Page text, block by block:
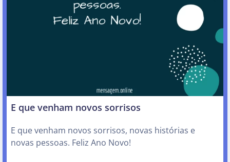
E que venham novos sorrisos
E que venham novos sorrisos, novas histórias e
novas pessoas. Feliz Ano Novo!